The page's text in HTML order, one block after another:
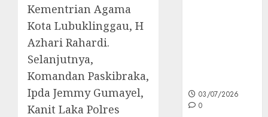
Kementrian Agama
Kota Lubuklinggau, H
Azhari Rahardi.
Selanjutnya,
Komandan Paskibraka,
Ipda Jemmy Gumayel,
Kanit Laka Polres
03/07/2026
0